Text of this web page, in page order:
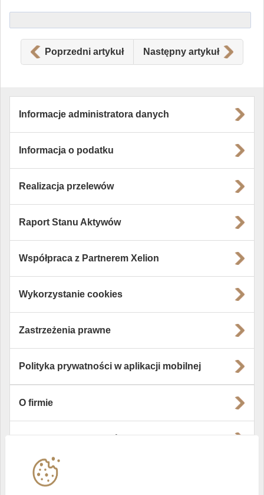
Poprzedni artykuł Następny artykuł
Informacje administratora danych
Informacja o podatku
Realizacja przelewów
Raport Stanu Aktywów
Współpraca z Partnerem Xelion
Wykorzystanie cookies
Zastrzeżenia prawne
Polityka prywatności w aplikacji mobilnej
O firmie
Instytucje współpracujące